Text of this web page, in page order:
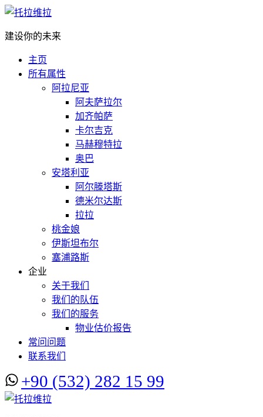
建设你的未来
主页
所有属性
阿拉尼亚
阿夫萨拉尔
加齐帕萨
卡尔吉克
马赫穆特拉
奥巴
安塔利亚
阿尔滕塔斯
德米尔达斯
拉拉
桃金娘
伊斯坦布尔
塞浦路斯
企业
关于我们
我们的队伍
我们的服务
物业估价报告
常问问题
联系我们
+90 (532) 282 15 99